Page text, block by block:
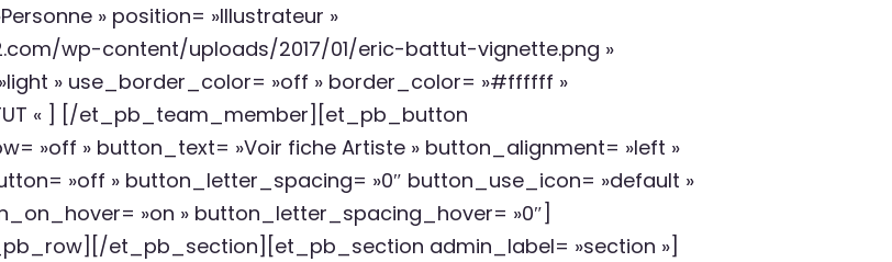
» position= »Illustrateur »
wp-content/uploads/2017/01/eric-battut-vignette.png »
» use_border_color= »off » border_color= »#ffffff »
« ] [/et_pb_team_member][et_pb_button
»off » button_text= »Voir fiche Artiste » button_alignment= »left »
»off » button_letter_spacing= »0″ button_use_icon= »default »
»on » button_letter_spacing_hover= »0″]
et_pb_section][et_pb_section admin_label= »section »]